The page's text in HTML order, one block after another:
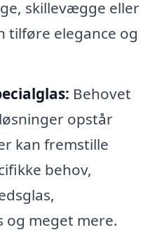
skillevægge eller
tilføre elegance og
Behovet
opstår
kan fremstille
behov,
og meget mere.